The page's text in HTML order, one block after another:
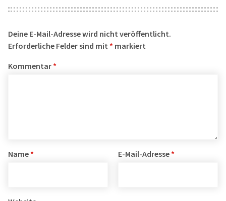
Deine E-Mail-Adresse wird nicht veröffentlicht.
Erforderliche Felder sind mit * markiert
Kommentar *
Name * E-Mail-Adresse *